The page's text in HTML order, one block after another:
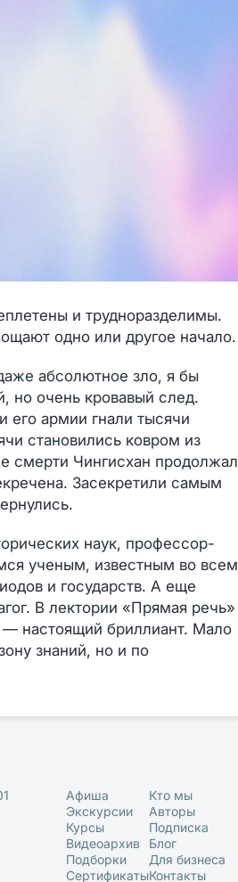
и трудноразделимы.
одно или другое начало.
абсолютное зло, я бы
но очень кровавый след.
армии гнали тысячи
становились ковром из
смерти Чингисхан продолжал
Засекретили самым
наук, профессор-
ученым, известным во всем
и государств. А еще
В лектории «Прямая речь»
— настоящий бриллиант. Мало
знаний, но и по
Афиша
Экскурсии
Курсы
Видеоархив
Подборки
Сертификаты
Кто мы
Авторы
Подписка
Блог
Для бизнеса
Контакты